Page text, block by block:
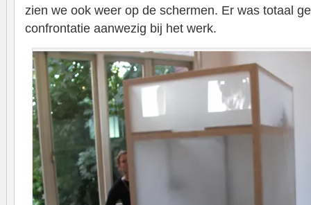
zien we ook weer op de schermen. Er was totaal
confrontatie aanwezig bij het werk.